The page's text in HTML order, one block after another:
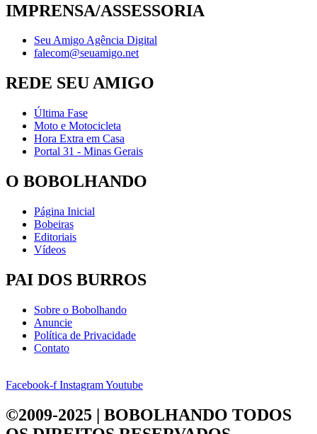
IMPRENSA/ASSESSORIA
Seu Amigo Agência Digital
falecom@seuamigo.net
REDE SEU AMIGO
Última Fase
Moto e Motocicleta
Hora Extra em Casa
Portal 31 - Minas Gerais
O BOBOLHANDO
Página Inicial
Bobeiras
Editoriais
Vídeos
PAI DOS BURROS
Sobre o Bobolhando
Anuncie
Política de Privacidade
Contato
Facebook-f InstagramYoutube
©2009-2025 | BOBOLHANDO TODOS